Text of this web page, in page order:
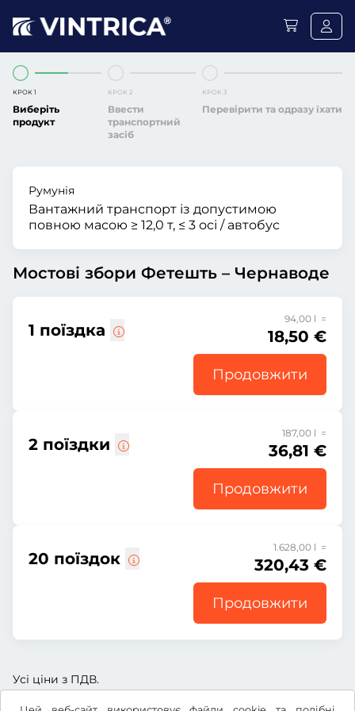
КРОК 1
Виберіть
продукт
КРОК 2
Ввести
транспортний
засіб
КРОК 3
Перевірити та одразу їхати
Румунія
Вантажний транспорт із допустимою
повною масою ≥ 12,0 т, ≤ 3 осі / автобус
Мостові збори Фетешть – Чернаводе
1 поїздка
94,00 l =
18,50 €
Продовжити
2 поїздки
187,00 l =
36,81 €
Продовжити
20 поїздок
1.628,00 l =
320,43 €
Продовжити
Усі ціни з ПДВ.